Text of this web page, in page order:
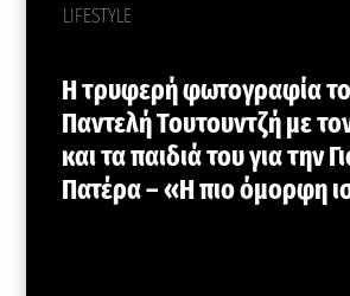
LIFESTYLE
Η τρυφερή φωτογραφία
Παντελή Τουτουντζή με
και τα παιδιά του για την
Πατέρα – «Η πιο όμορφη